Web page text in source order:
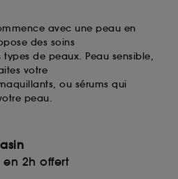
avec une peau en
des soins
de peaux. Peau sensible,
votre
ou sérums qui
peau.
2h offert
lors de votre activité en ligne
tous les cookies, cliques
Voous pouvez à tout
votrte consentement. Si vous
sur les cookies